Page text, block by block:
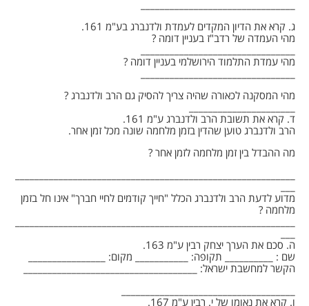
ג. קרא את הדיון המקדים לעמדת ולדנברג בע"מ 161.
מהי העמדה של רדב"ז בעניין דומה ?
מהי עמדת התלמוד הירושלמי בעניין דומה ?
מהי המסקנה לכאורה שהיה צריך להסיק גם הרב ולדנברג ?
ד. קרא את תשובת הרב ולדנברג ע"מ 161.
הרב ולדנברג טוען שהדין בזמן מלחמה שונה מכל זמן אחר.
מה ההבדל בין זמן מלחמה לזמן אחר ?
מדוע לדעת הרב ולדנברג הכלל "חייך קודמים לחיי חברך" אינו חל בזמן
מלחמה ?
ה. סכם את הערך יצחק רבין ע"מ 163.
שם : __________ תקופה: ___________ מקום: ________________
הקשר למחשבת ישראל: ____________________________________
ו. קרא את נאומו של י. רבין ע"מ 167.